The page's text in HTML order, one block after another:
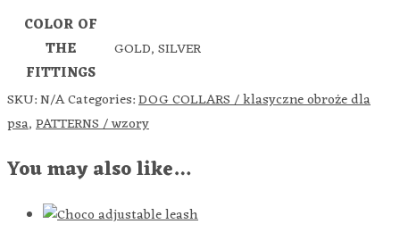
COLOR OF
THE
FITTINGS
GOLD, SILVER
SKU:N/ACategories:DOG COLLARS / klasyczne obroże dla
psa,PATTERNS / wzory
You may also like…